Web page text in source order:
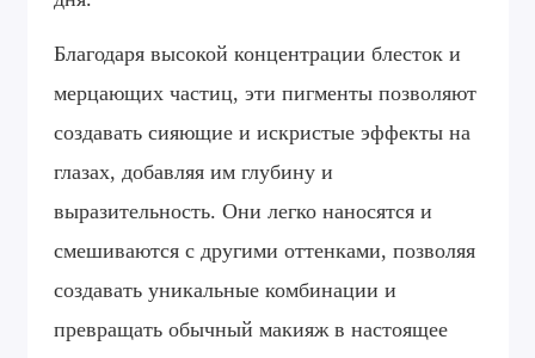
Благодаря высокой концентрации блесток и
мерцающих частиц, эти пигменты позволяют
создавать сияющие и искристые эффекты на
глазах, добавляя им глубину и
выразительность. Они легко наносятся и
смешиваются с другими оттенками, позволяя
создавать уникальные комбинации и
превращать обычный макияж в настоящее